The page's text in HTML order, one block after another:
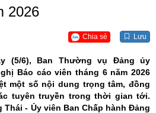
2026
Chia sẻ Lưu
(5/6), Ban Thường vụ Đảng ủy
Báo cáo viên tháng 6 năm 2026
một số nội dung trọng tâm, đồng
tuyên truyền trong thời gian tới.
Thái - Ủy viên Ban Chấp hành Đảng